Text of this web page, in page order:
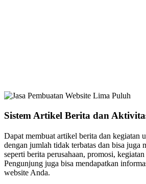
Sistem Artikel Berita dan
Dapat membuat artikel berita dan kegiatan
dengan jumlah tidak terbatas dan bisa juga
seperti berita perusahaan, promosi,
Pengunjung juga bisa mendapatkan
website Anda.